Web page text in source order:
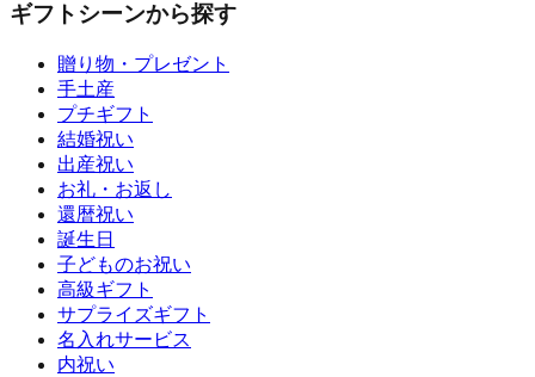
ギフトシーンから探す
贈り物・プレゼント
手土産
プチギフト
結婚祝い
出産祝い
お礼・お返し
還暦祝い
誕生日
子どものお祝い
高級ギフト
サプライズギフト
名入れサービス
内祝い